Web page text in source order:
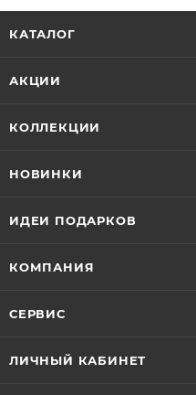
КАТАЛОГ
АКЦИИ
КОЛЛЕКЦИИ
НОВИНКИ
ИДЕИ ПОДАРКОВ
КОМПАНИЯ
СЕРВИС
ЛИЧНЫЙ КАБИНЕТ